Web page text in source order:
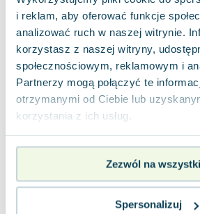
i reklam, aby oferować funkcje
analizować ruch w naszej witrynie.
korzystasz z naszej witryny,
społecznościowym, reklamowym i
Partnerzy mogą połączyć te
otrzymanymi od Ciebie lub
korzystania z ich usług.
Zezwól na
Spersonalizuj
Eric Helms
Anna Prus (oprac.)
Nela Mała Reporterka
Agnieszka Maciąg
Barbara Wrzesińska
Terry Pratchett
Virginia Woolf
Lorraine Warren
Jacek Walkiewicz